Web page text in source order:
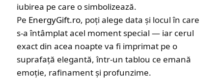
iubirea pe care o simbolizează.
Pe EnergyGift.ro, poți alege data și locul în care
s-a întâmplat acel moment special — iar cerul
exact din acea noapte va fi imprimat pe o
suprafață elegantă, într-un tablou ce emană
emoție, rafinament și profunzime.